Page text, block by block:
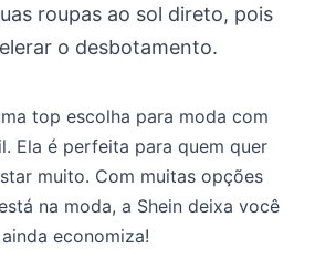
roupas ao sol direto, pois
o desbotamento.
top escolha para moda com
Ela é perfeita para quem quer
muito. Com muitas opções
na moda, a Shein deixa você
economiza!